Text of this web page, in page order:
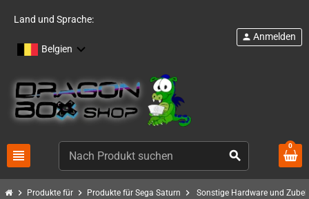
Land und Sprache:
Belgien
view_headline search
person Anmelden
0
chevron_right Produkte für chevron_right Produkte für Sega Saturn chevron_right Sonstige Hardware und